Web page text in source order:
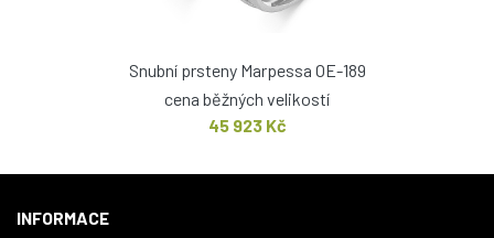
Snubní prsteny Marpessa OE-189
cena běžných velikostí
45 923 Kč
INFORMACE